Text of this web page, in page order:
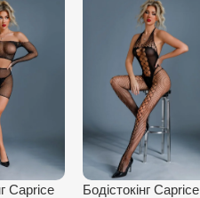
Caprice
Бодістокінг Caprice